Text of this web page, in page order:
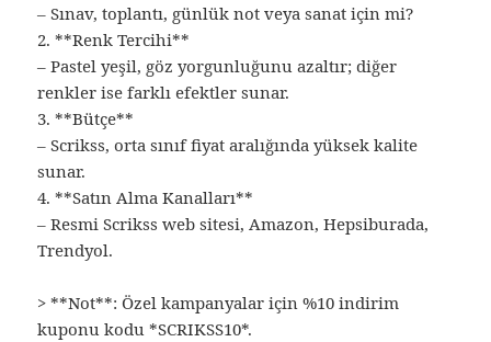
– Sınav, toplantı, günlük not veya sanat için mi?
2. **Renk Tercihi**
– Pastel yeşil, göz yorgunluğunu azaltır; diğer
renkler ise farklı efektler sunar.
3. **Bütçe**
– Scrikss, orta sınıf fiyat aralığında yüksek kalite
sunar.
4. **Satın Alma Kanalları**
– Resmi Scrikss web sitesi, Amazon, Hepsiburada,
Trendyol.
> **Not**: Özel kampanyalar için %10 indirim
kuponu kodu *SCRIKSS10*.